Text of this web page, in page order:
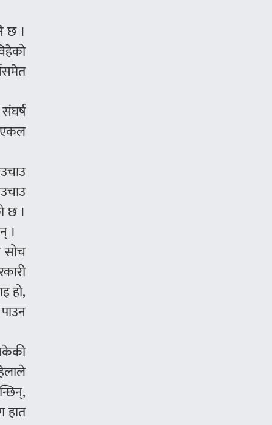
छ ।
एकल
छ ।
।
सोच
हो,
हात